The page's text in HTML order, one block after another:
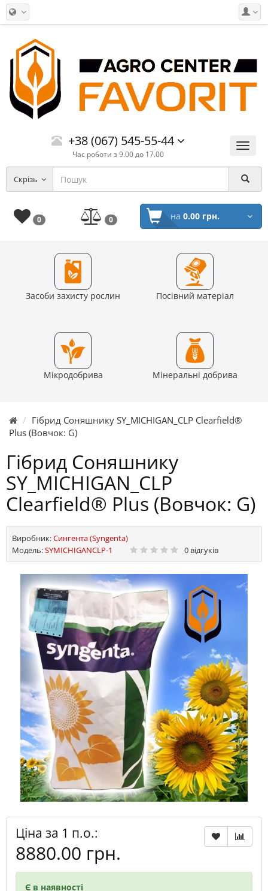
Меню
+38 (067) 545-55-44
Час роботи з 9.00 до 17.00
Скрізь
0 0 на 0.00 грн.
Засоби захисту рослин Посівний матеріал
Мікродобрива Мінеральні добрива
Гібрид Соняшнику SY_MICHIGAN_CLP Clearfield®
Plus (Вовчок: G)
Гібрид Соняшнику
SY_MICHIGAN_CLP
Clearfield® Plus (Вовчок: G)
Виробник:Сингента (Syngenta)
Модель:SYMICHIGANCLP-1 0 відгуків
Ціна за 1 п.о.:
8880.00 грн.
Є в наявності